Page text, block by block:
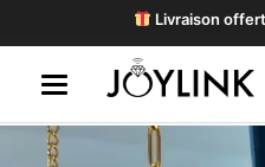
Livraison offerte dès